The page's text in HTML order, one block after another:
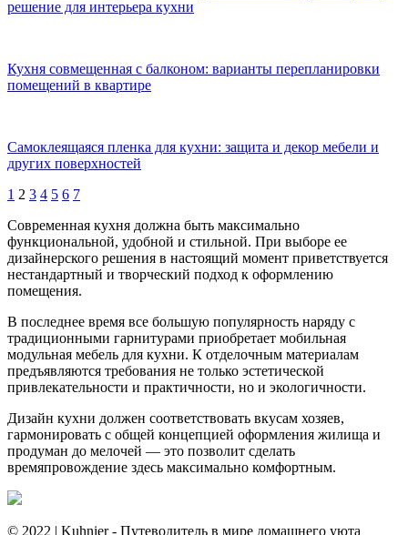
решение для интерьера кухни
Кухня совмещенная с балконом: варианты перепланировки
помещений в квартире
Самоклеящаяся пленка для кухни: защита и декор мебели и
других поверхностей
1 2 3 4 5 6 7
Современная кухня должна быть максимально
функциональной, удобной и стильной. При выборе ее
дизайнерского решения в настоящий момент приветствуется
нестандартный и творческий подход к оформлению
помещения.
В последнее время все большую популярность наряду с
традиционными гарнитурами приобретает мобильная
модульная мебель для кухни. К отделочным материалам
предъявляются требования не только эстетической
привлекательности и практичности, но и экологичности.
Дизайн кухни должен соответствовать вкусам хозяев,
гармонировать с общей концепцией оформления жилища и
продуман до мелочей — это позволит сделать
времяпровождение здесь максимально комфортным.
© 2022 | Kuhnier - Путеводитель в мире домашнего уюта